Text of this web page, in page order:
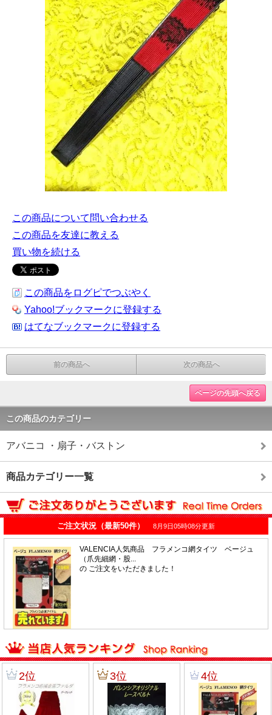
この商品について問い合わせる
この商品を友達に教える
買い物を続ける
この商品をログピでつぶやく
Yahoo!ブックマークに登録する
はてなブックマークに登録する
前の商品へ 次の商品へ
ページの先頭へ戻る
この商品のカテゴリー
アバニコ ・扇子・バストン
商品カテゴリー一覧